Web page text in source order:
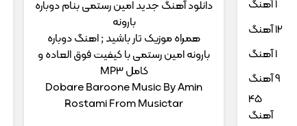
دانلود آهنگ جدید امین رستمی بنام دوباره
بارونه
همراه موزیک تار باشید ; اهنگ دوباره
بارونه امین رستمی با کیفیت فوق العاده و
کامل MP3
Dobare Baroone Music By Amin
Rostami From Musictar
1 آهنگ
12 آهنگ
1 آهنگ
9 آهنگ
45
آهنگ